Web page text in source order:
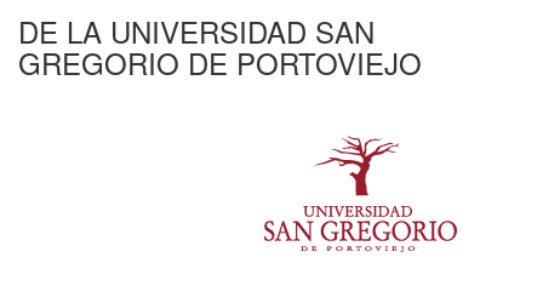
DE LA UNIVERSIDAD SAN
GREGORIO DE PORTOVIEJO